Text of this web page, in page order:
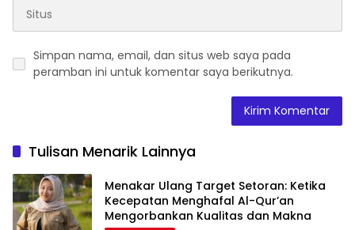
Simpan nama, email, dan situs web saya pada
peramban ini untuk komentar saya berikutnya.
Tulisan Menarik Lainnya
Menakar Ulang Target Setoran: Ketika
Kecepatan Menghafal Al-Qur’an
Mengorbankan Kualitas dan Makna